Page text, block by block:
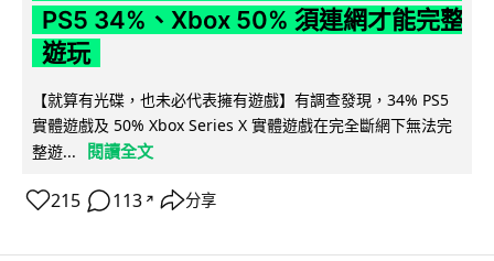
PS5 34%、Xbox 50% 須連網才能完整
遊玩
【就算有光碟，也未必代表擁有遊戲】有調查發現，34% PS5
實體遊戲及 50% Xbox Series X 實體遊戲在完全斷網下無法完
整遊...
閱讀全文
215 113 ↗ 分享